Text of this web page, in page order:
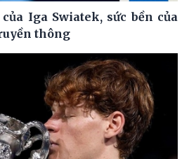
Iga Swiatek, sức bền của
thông